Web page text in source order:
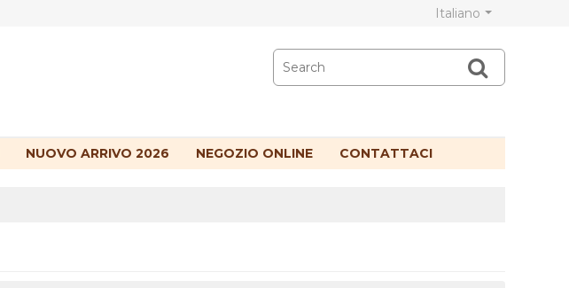
Italiano
NUOVO ARRIVO 2026 NEGOZIO ONLINE CONTATTACI